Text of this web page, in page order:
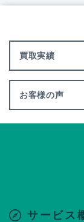
買取実績
お客様の声
サービス